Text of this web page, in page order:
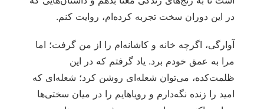
در این دوران سخت تجربه کرده‌ام، روایت کنم.
آوارگی، اگرچه خانه و کاشانه‌ام را از من گرفت؛ اما
مرا به عمق خودم برد. یاد گرفتم که در این
ظلمت‌کده، می‌توان شعله‌ای روشن کرد؛ شعله‌ای که
امید را زنده نگه‌دارم و رویاهایم را در میان سختی‌ها